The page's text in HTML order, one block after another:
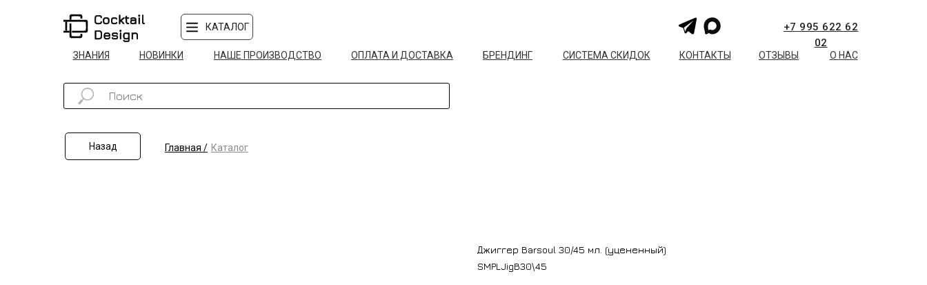
ОПЛАТА И ДОСТАВКА
НАШЕ ПРОИЗВОДСТВО
+7 995 622 62
02
КОНТАКТЫ
СИСТЕМА СКИДОК
БРЕНДИНГ О НАС
НОВИНКИ
ЗНАНИЯ
КАТАЛОГ
ОТЗЫВЫ
Назад Главная / Каталог
Джиггер Barsoul 30/45 мл. (уцененный)
SMPLJigB30\45